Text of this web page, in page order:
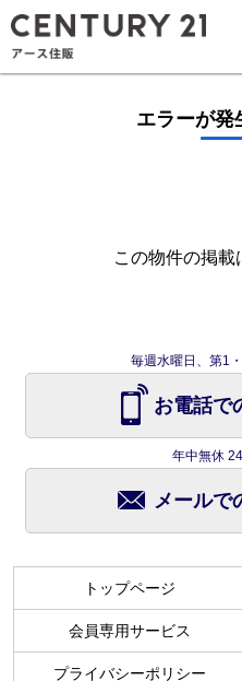
エラーが発
この物件の掲載
毎週水曜日、第1
お電話で
年中無休
メールで
トップページ
会員専用サービス
プライバシーポリシー